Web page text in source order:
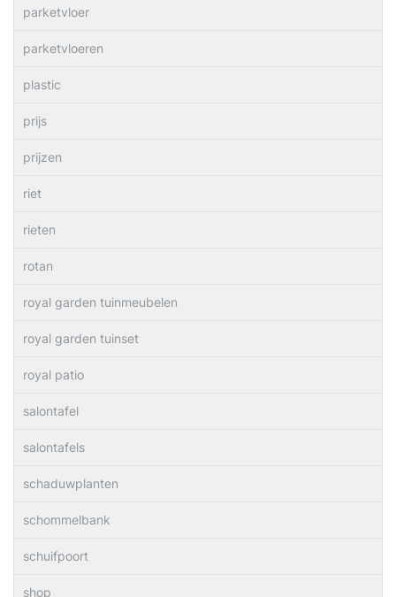
parketvloer
parketvloeren
plastic
prijs
prijzen
riet
rieten
rotan
royal garden tuinmeubelen
royal garden tuinset
royal patio
salontafel
salontafels
schaduwplanten
schommelbank
schuifpoort
shop